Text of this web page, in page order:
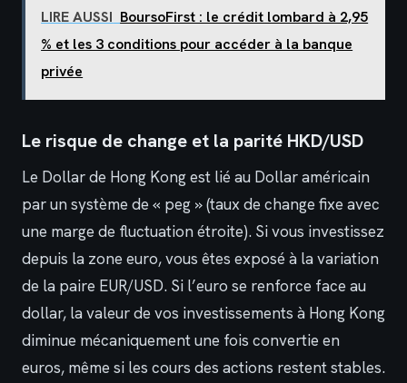
LIRE AUSSI BoursoFirst : le crédit lombard à 2,95
% et les 3 conditions pour accéder à la banque
privée
Le risque de change et la parité HKD/USD
Le Dollar de Hong Kong est lié au Dollar américain
par un système de « peg » (taux de change fixe avec
une marge de fluctuation étroite). Si vous investissez
depuis la zone euro, vous êtes exposé à la variation
de la paire EUR/USD. Si l’euro se renforce face au
dollar, la valeur de vos investissements à Hong Kong
diminue mécaniquement une fois convertie en
euros, même si les cours des actions restent stables.